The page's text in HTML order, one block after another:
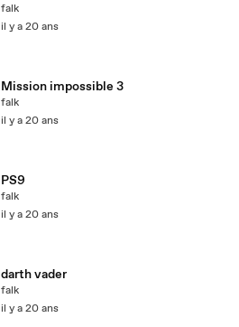
falk
il y a 20 ans
Mission impossible 3
falk
il y a 20 ans
PS9
falk
il y a 20 ans
darth vader
falk
il y a 20 ans